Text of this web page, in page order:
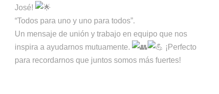
José!
“Todos para uno y uno para todos”.
Un mensaje de unión y trabajo en equipo que nos
inspira a ayudarnos mutuamente.
¡Perfecto
para recordarnos que juntos somos más fuertes!